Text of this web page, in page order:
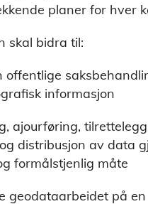
planer for hver
skal bidra til:
offentlige
informasjon
ajourføring,
distribusjon av data
formålstjenlig måte
geodataarbeidet på en